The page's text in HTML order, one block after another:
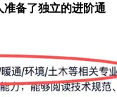
备了独立的进阶通